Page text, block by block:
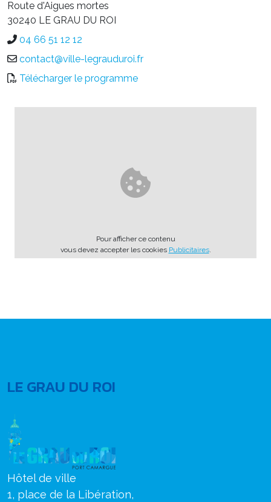
Route d'Aigues mortes
30240 LE GRAU DU ROI
04 66 51 12 12
contact@ville-legrauduroi.fr
Télécharger le programme
Pour afficher ce contenu
vous devez accepter les cookies Publicitaires.
LE GRAU DU ROI
Hôtel de ville
1, place de la Libération,